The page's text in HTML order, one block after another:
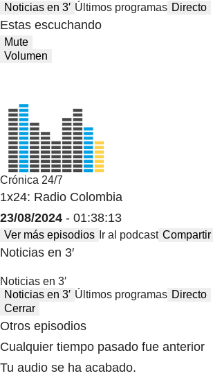
Noticias en 3′ Últimos programas Directo
Estas escuchando
Mute
Volumen
Crónica 24/7
1x24: Radio Colombia
23/08/2024 - 01:38:13
Ver más episodios Ir al podcast Compartir
Noticias en 3′
Noticias en 3′
Noticias en 3′ Últimos programas Directo
Cerrar
Otros episodios
Cualquier tiempo pasado fue anterior
Tu audio se ha acabado.